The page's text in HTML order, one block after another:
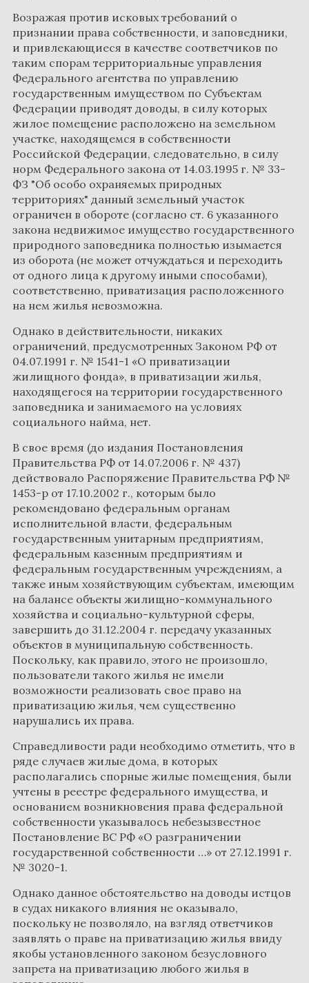
Возражая против исковых требований о
признании права собственности, и заповедники,
и привлекающиеся в качестве соответчиков по
таким спорам территориальные управления
Федерального агентства по управлению
государственным имуществом по Субъектам
Федерации приводят доводы, в силу которых
жилое помещение расположено на земельном
участке, находящемся в собственности
Российской Федерации, следовательно, в силу
норм Федерального закона от 14.03.1995 г. № 33-
ФЗ "Об особо охраняемых природных
территориях" данный земельный участок
ограничен в обороте (согласно ст. 6 указанного
закона недвижимое имущество государственного
природного заповедника полностью изымается
из оборота (не может отчуждаться и переходить
от одного лица к другому иными способами),
соответственно, приватизация расположенного
на нем жилья невозможна.
Однако в действительности, никаких
ограничений, предусмотренных Законом РФ от
04.07.1991 г. № 1541-1 «О приватизации
жилищного фонда», в приватизации жилья,
находящегося на территории государственного
заповедника и занимаемого на условиях
социального найма, нет.
В свое время (до издания Постановления
Правительства РФ от 14.07.2006 г. № 437)
действовало Распоряжение Правительства РФ №
1453-р от 17.10.2002 г., которым было
рекомендовано федеральным органам
исполнительной власти, федеральным
государственным унитарным предприятиям,
федеральным казенным предприятиям и
федеральным государственным учреждениям, а
также иным хозяйствующим субъектам, имеющим
на балансе объекты жилищно-коммунального
хозяйства и социально-культурной сферы,
завершить до 31.12.2004 г. передачу указанных
объектов в муниципальную собственность.
Поскольку, как правило, этого не произошло,
пользователи такого жилья не имели
возможности реализовать свое право на
приватизацию жилья, чем существенно
нарушались их права.
Справедливости ради необходимо отметить, что в
ряде случаев жилые дома, в которых
располагались спорные жилые помещения, были
учтены в реестре федерального имущества, и
основанием возникновения права федеральной
собственности указывалось небезызвестное
Постановление ВС РФ «О разграничении
государственной собственности …» от 27.12.1991 г.
№ 3020-1.
Однако данное обстоятельство на доводы истцов
в судах никакого влияния не оказывало,
поскольку не позволяло, на взгляд ответчиков
заявлять о праве на приватизацию жилья ввиду
якобы установленного законом безусловного
запрета на приватизацию любого жилья в